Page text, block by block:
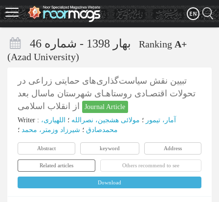
Skip
to
main
Ranking A+
(Azad University)
تبیین نقش سیاست‌گذاری‌های حمایتی زراعی در
تحولات اقتصـادی روستاهـای شهرستان ماسال بعد
Journal Article
Writer : آمار، تیمور ؛ مولائی هشجین، نصرالله ؛
اللهیاری،
محمدصادق ؛ شیرزاد وزمتر، محمد ؛
Abstract keyword Address
Related articles Others recommend to see
Download